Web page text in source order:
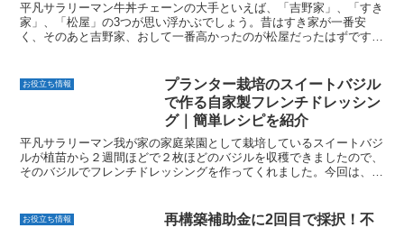
平凡サラリーマン牛丼チェーンの大手といえば、「吉野家」、「すき
家」、「松屋」の3つが思い浮かぶでしょう。昔はすき家が一番安
く、そのあと吉野家、おして一番高かったのが松屋だったはずです。
お役立ち情報
プランター栽培のスイートバジル
で作る自家製フレンチドレッシン
グ｜簡単レシピを紹介
平凡サラリーマン我が家の家庭菜園として栽培しているスイートバジ
ルが植苗から２週間ほどで２枚ほどのバジルを収穫できましたので、
そのバジルでフレンチドレッシングを作ってくれました。今回は、自
お役立ち情報
再構築補助金に2回目で採択！不